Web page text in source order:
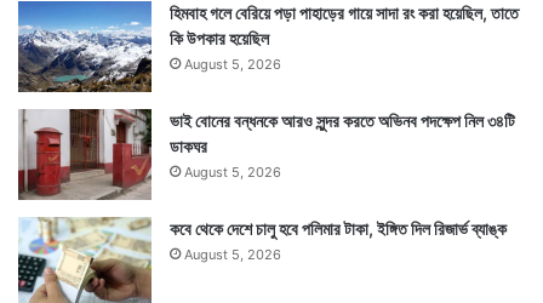
হিমবাহ গলে বেরিয়ে পড়া পাহাড়ের গায়ে সাদা রং করা হয়েছিল, তাতে
কি উপকার হয়েছিল
August 5, 2026
ভাই বোনের বন্ধনকে আরও সুন্দর করতে অভিনব পদক্ষেপ নিল ৩৪টি
ডাকঘর
August 5, 2026
কবে থেকে দেশে চালু হবে পলিমার টাকা, ইঙ্গিত দিল রিজার্ভ ব্যাঙ্ক
August 5, 2026